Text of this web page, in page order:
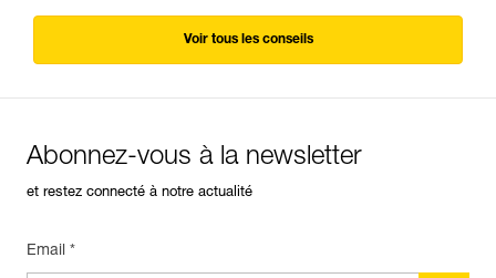
Voir tous les conseils
Abonnez-vous à la newsletter
et restez connecté à notre actualité
Email *